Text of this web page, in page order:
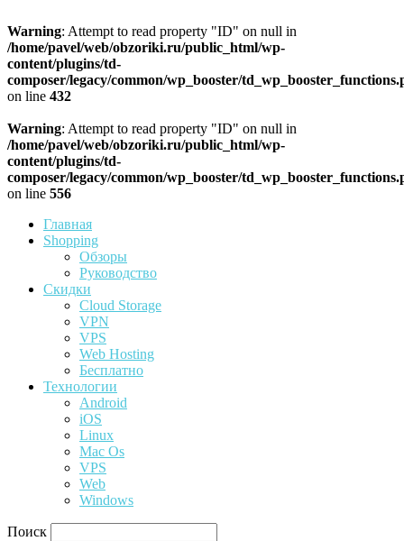
Warning: Attempt to read property "ID" on null in
/home/pavel/web/obzoriki.ru/public_html/wp-
content/plugins/td-
composer/legacy/common/wp_booster/
on line 432
Warning: Attempt to read property "ID" on null in
/home/pavel/web/obzoriki.ru/public_html/wp-
content/plugins/td-
composer/legacy/common/wp_booster/
on line 556
Главная
Shopping
Обзоры
Руководство
Скидки
Cloud Storage
VPN
VPS
Web Hosting
Бесплатно
Технологии
Android
iOS
Linux
Mac Os
VPS
Web
Windows
Поиск